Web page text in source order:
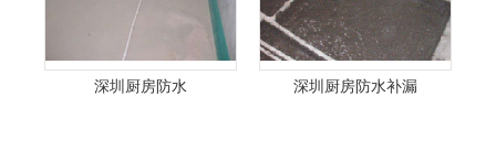
深圳厨房防水 深圳厨房防水补漏